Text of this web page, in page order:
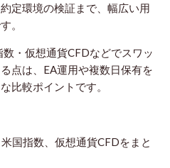
定環境の検証まで、幅広い用
。
・仮想通貨CFDなどでスワッ
点は、EA運用や複数日保有を
比較ポイントです。
国指数、仮想通貨CFDをまと